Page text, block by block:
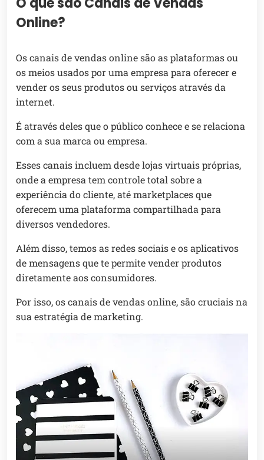
Online?
Os canais de vendas online são as plataformas ou
os meios usados por uma empresa para oferecer e
vender os seus produtos ou serviços através da
internet.
É através deles que o público conhece e se relaciona
com a sua marca ou empresa.
Esses canais incluem desde lojas virtuais próprias,
onde a empresa tem controle total sobre a
experiência do cliente, até marketplaces que
oferecem uma plataforma compartilhada para
diversos vendedores.
Além disso, temos as redes sociais e os aplicativos
de mensagens que te permite vender produtos
diretamente aos consumidores.
Por isso, os canais de vendas online, são cruciais na
sua estratégia de marketing.